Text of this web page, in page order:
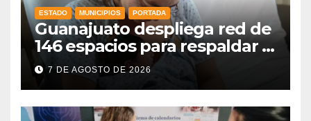
ESTADO MUNICIPIOS PORTADA
Guanajuato despliega red de
146 espacios para respaldar la
lactancia materna
7 DE AGOSTO DE 2026